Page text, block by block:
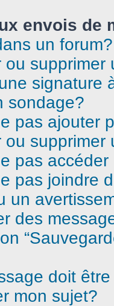
envois de
un forum?
ou supprimer
signature
sondage?
pas ajouter
ou supprimer
pas
pas joindre
un
des
doit
mon sujet?